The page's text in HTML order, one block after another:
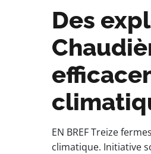
Des
EN BREF Treize
climatique. Initiative